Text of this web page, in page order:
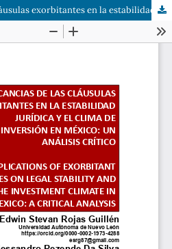
Las Implicancias de las cláusulas exorbitantes en la estabilidad jurídica y el clima de inversión en México